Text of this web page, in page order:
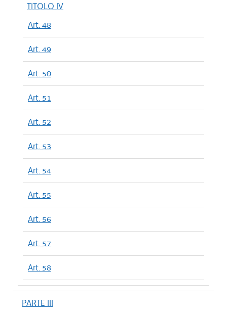
TITOLO IV
Art. 48
Art. 49
Art. 50
Art. 51
Art. 52
Art. 53
Art. 54
Art. 55
Art. 56
Art. 57
Art. 58
PARTE III